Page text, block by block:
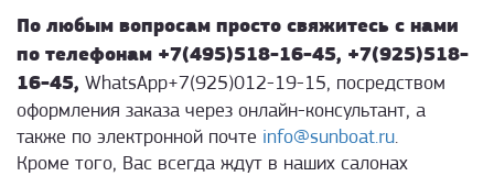
По любым вопросам просто свяжитесь с нами
по телефонам +7(495)518-16-45, +7(925)518-
16-45, WhatsApp+7(925)012-19-15, посредством
оформления заказа через онлайн-консультант, а
также по электронной почте info@sunboat.ru
Кроме того, Вас всегда ждут в наших салонах